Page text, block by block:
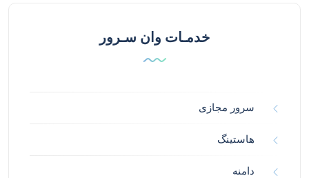
خدمـات وان سـرور
سرور مجازی
هاستینگ
دامنه